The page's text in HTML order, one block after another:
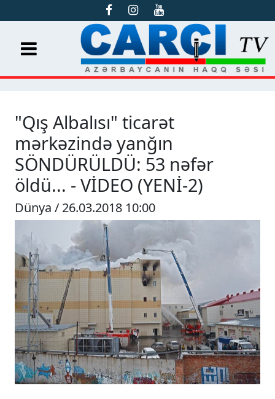
"Qış Albalısı" ticarət
mərkəzində yanğın
SÖNDÜRÜLDÜ: 53 nəfər
öldü... - VİDEO (YENİ-2)
Dünya / 26.03.2018 10:00